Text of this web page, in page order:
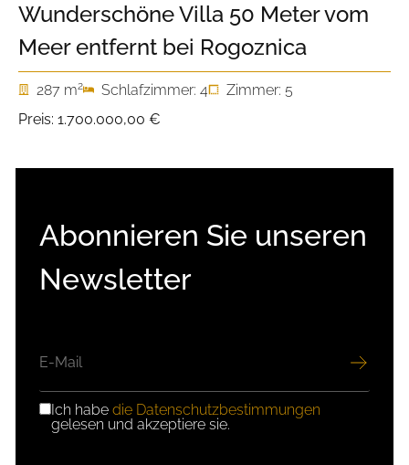
Wunderschöne Villa 50 Meter vom
Meer entfernt bei Rogoznica
287 m2 Schlafzimmer: 4
Zimmer: 5
Preis: 1.700.000,00 €
Abonnieren Sie unseren
Newsletter
MAIL
DSGVO-
EINWILLIGUNG
Ich habe die Datenschutzbestimmungen
gelesen und akzeptiere sie.